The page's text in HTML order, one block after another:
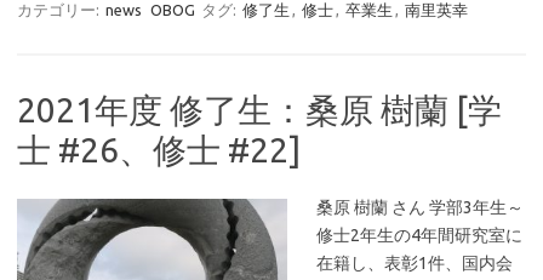
カテゴリー: news OBOG タグ: 修了生 , 修士, 卒業生 , 南里英幸
2021年度 修了生：桑原 樹蘭 [学
士 #26、修士 #22]
桑原 樹蘭 さん 学部3年生～
修士2年生の4年間研究室に
在籍し、表彰1件、国内会